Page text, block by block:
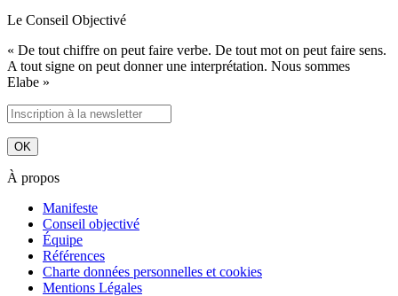
Le Conseil Objectivé
« De tout chiffre on peut faire verbe. De tout mot on peut faire sens.
A tout signe on peut donner une interprétation. Nous sommes
Elabe »
À propos
Manifeste
Conseil objectivé
Équipe
Références
Charte données personnelles et cookies
Mentions Légales